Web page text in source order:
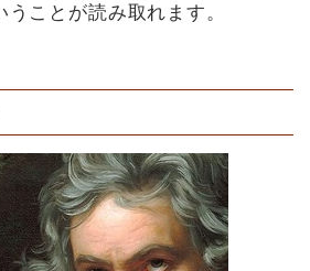
ことが読み取れます。